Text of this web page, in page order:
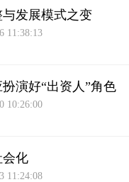
与发展模式之变
11:38:13
扮演好“出资人”角色
10:26:00
会化
11:24:08